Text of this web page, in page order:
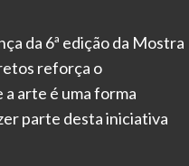
da 6ª edição da Mostra
reforça o
a arte é uma forma
parte desta iniciativa